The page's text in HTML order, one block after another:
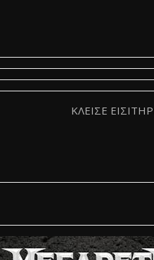
ΚΛΕΙΣΕ